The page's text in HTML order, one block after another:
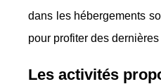
dans les hébergements
pour profiter des
Les activités